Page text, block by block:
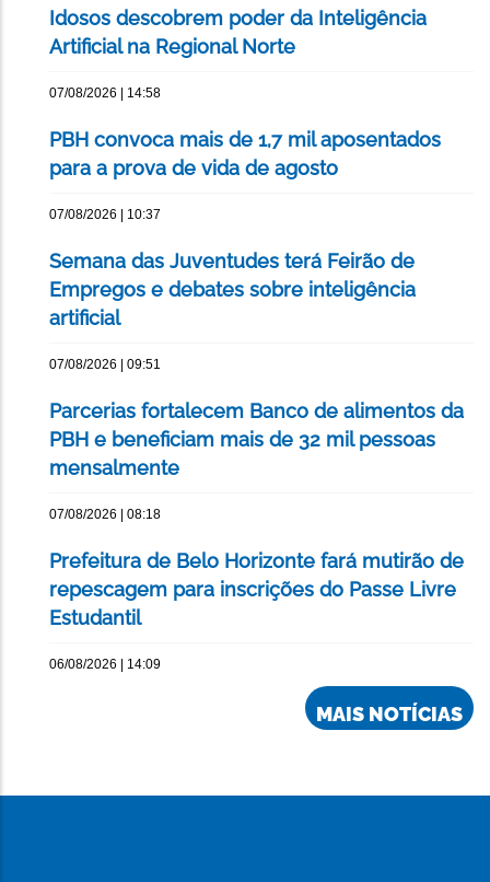
Idosos descobrem poder da Inteligência
Artificial na Regional Norte
07/08/2026 | 14:58
PBH convoca mais de 1,7 mil aposentados
para a prova de vida de agosto
07/08/2026 | 10:37
Semana das Juventudes terá Feirão de
Empregos e debates sobre inteligência
artificial
07/08/2026 | 09:51
Parcerias fortalecem Banco de alimentos da
PBH e beneficiam mais de 32 mil pessoas
mensalmente
07/08/2026 | 08:18
Prefeitura de Belo Horizonte fará mutirão de
repescagem para inscrições do Passe Livre
Estudantil
06/08/2026 | 14:09
MAIS NOTÍCIAS